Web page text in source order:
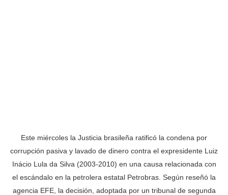
Este miércoles la Justicia brasileña ratificó la condena por
corrupción pasiva y lavado de dinero contra el expresidente Luiz
Inácio Lula da Silva (2003-2010) en una causa relacionada con
el escándalo en la petrolera estatal Petrobras. Según reseñó la
agencia EFE, la decisión, adoptada por un tribunal de segunda